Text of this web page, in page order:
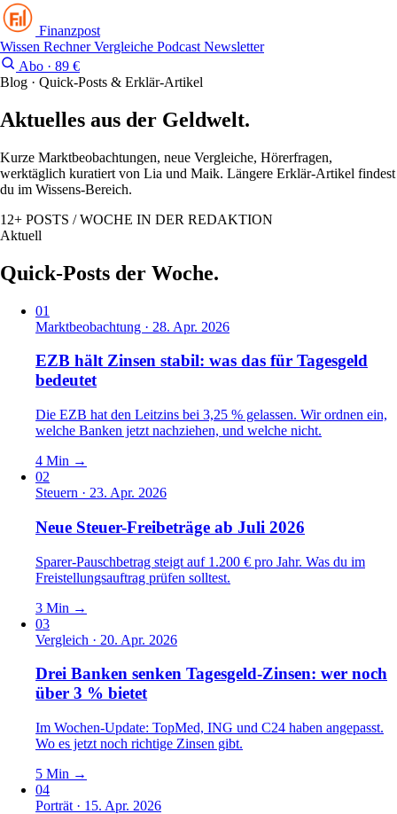
Finanzpost
Wissen RechnerVergleiche Podcast Newsletter
Abo · 89 €
Blog · Quick-Posts & Erklär-Artikel
Aktuelles aus der Geldwelt.
Kurze Marktbeobachtungen, neue Vergleiche, Hörerfragen,
werktäglich kuratiert von Lia und Maik. Längere Erklär-Artikel findest
du im Wissens-Bereich.
12+ POSTS / WOCHE IN DER REDAKTION
Aktuell
Quick-Posts der Woche.
01
Marktbeobachtung · 28. Apr. 2026
EZB hält Zinsen stabil: was das für Tagesgeld
bedeutet
Die EZB hat den Leitzins bei 3,25 % gelassen. Wir ordnen ein,
welche Banken jetzt nachziehen, und welche nicht.
4 Min →
02
Steuern · 23. Apr. 2026
Neue Steuer-Freibeträge ab Juli 2026
Sparer-Pauschbetrag steigt auf 1.200 € pro Jahr. Was du im
Freistellungs­auftrag prüfen solltest.
3 Min →
03
Vergleich · 20. Apr. 2026
Drei Banken senken Tagesgeld-Zinsen: wer noch
über 3 % bietet
Im Wochen-Update: TopMed, ING und C24 haben angepasst.
Wo es jetzt noch richtige Zinsen gibt.
5 Min →
04
Porträt · 15. Apr. 2026